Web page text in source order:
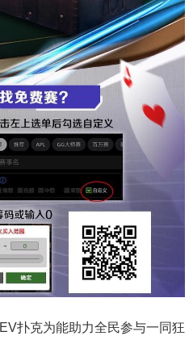
EV扑克为能助力全民参与一同狂